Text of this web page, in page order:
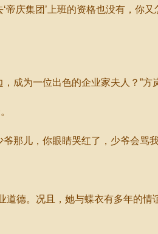
集团’上班的资格也没有，你
为一位出色的企业家夫人？”方
儿，你眼睛哭红了，少爷会骂
。况且，她与蝶衣有多年的情